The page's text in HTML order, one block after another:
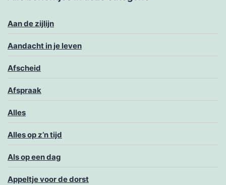
Aan de zijlijn
Aandacht in je leven
Afscheid
Afspraak
Alles
Alles op z’n tijd
Als op een dag
Appeltje voor de dorst